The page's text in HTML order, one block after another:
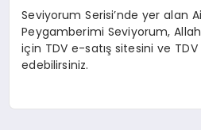
Seviyorum Serisi’nde yer alan
Peygamberimi Seviyorum,
için TDV e-satış sitesini ve
edebilirsiniz.